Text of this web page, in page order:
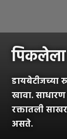
डायबेटीजच्या
खावा.
रक्तातली
असते.